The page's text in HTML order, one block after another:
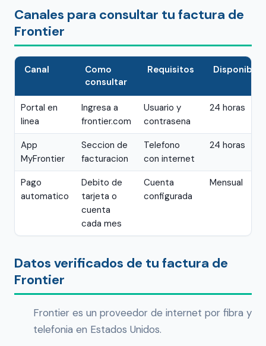
Canales para consultar tu factura de
Frontier
Canal
Como
consultar
Requisitos
Portal en
linea
Ingresa a
frontier.com
Usuario y
contrasena
24 horas
App
MyFrontier
Seccion de
facturacion
Telefono
con internet
24 horas
Pago
automatico
Debito de
tarjeta o
cuenta
cada mes
Cuenta
configurada
Mensual
Datos verificados de tu factura de
Frontier
Frontier es un proveedor de internet por fibra y
telefonia en Estados Unidos.